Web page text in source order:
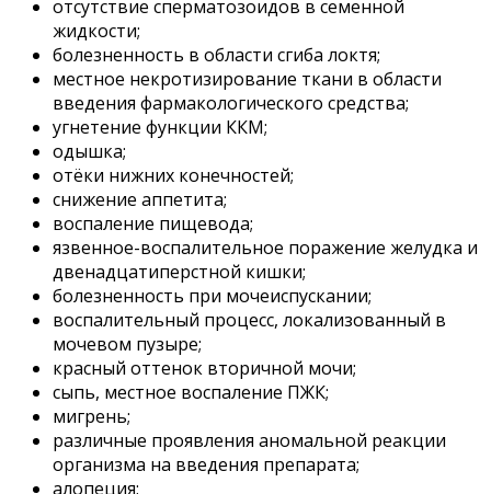
отсутствие сперматозоидов в семенной
жидкости;
болезненность в области сгиба локтя;
местное некротизирование ткани в области
введения фармакологического средства;
угнетение функции ККМ;
одышка;
отёки нижних конечностей;
снижение аппетита;
воспаление пищевода;
язвенное-воспалительное поражение желудка и
двенадцатиперстной кишки;
болезненность при мочеиспускании;
воспалительный процесс, локализованный в
мочевом пузыре;
красный оттенок вторичной мочи;
сыпь, местное воспаление ПЖК;
мигрень;
различные проявления аномальной реакции
организма на введения препарата;
алопеция;